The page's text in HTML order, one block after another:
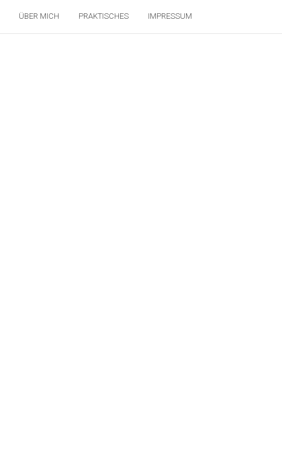
ÜBER MICH PRAKTISCHES IMPRESSUM